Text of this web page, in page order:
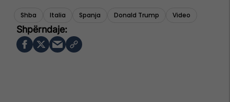
Shba Italia Spanja Donald Trump Video